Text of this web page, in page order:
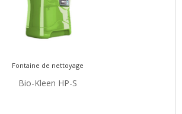
Fontaine de nettoyage
Bio-Kleen HP-S